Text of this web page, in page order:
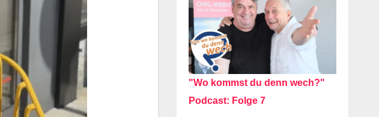
"Wo kommst du denn wech?"
Podcast: Folge 7